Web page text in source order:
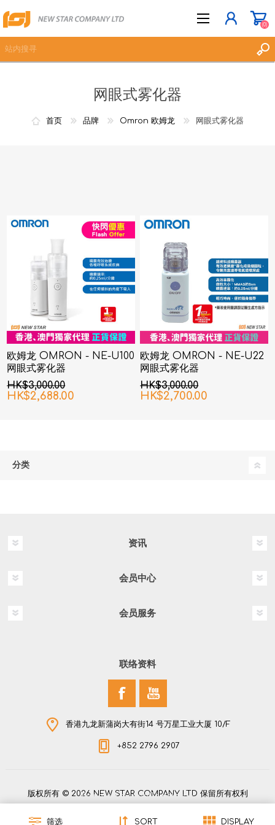
登入
(0)
网眼式雾化器
首页 品牌 Omron 欧姆龙 网眼式雾化器
欧姆龙 OMRON - NE-U100
网眼式雾化器
HK$3,000.00
HK$2,688.00
欧姆龙 OMRON - NE-U22
网眼式雾化器
HK$3,000.00
HK$2,700.00
分类
资讯
会员中心
会员服务
联络资料
香港九龙新蒲岗大有街14 号万星工业大厦 10/F
+852 2796 2907
版权所有 © 2026 NEW STAR COMPANY LTD 保留所有权利
Powered bynopCommerce
筛选 SORT DISPLAY